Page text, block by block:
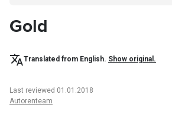
Gold
Translated from English. Show original.
Last reviewed 01.01.2018
Autorenteam